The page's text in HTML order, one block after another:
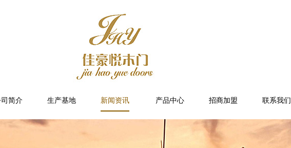
简介 生产基地 新闻资讯 产品中心 招商加盟 联系我们